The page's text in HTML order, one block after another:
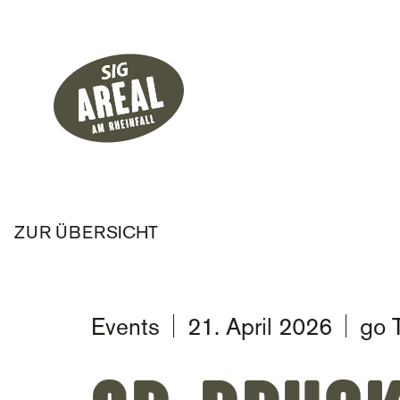
Header
SIG Gemeinnützige Stiftung
Hauptnavigation
ZUR ÜBERSICHT
Events 21. April 2026 go